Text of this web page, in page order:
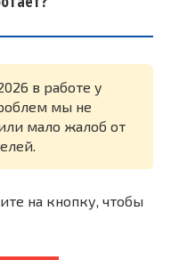
в работе у
мы не
мало жалоб от
на кнопку, чтобы